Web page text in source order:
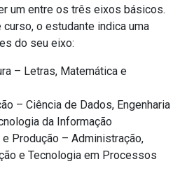
um entre os três eixos básicos.
o estudante indica uma
do seu eixo:
– Letras, Matemática e
– Ciência de Dados, Engenharia
da Informação
Produção – Administração,
e Tecnologia em Processos